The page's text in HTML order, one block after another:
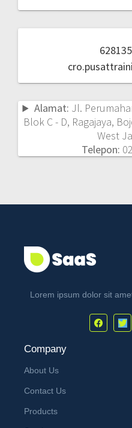
Alamat: Jl.
Blok C - D, Ragajaya,
West
Telepon:
Lorem ipsum dolor sit
Company
About Us
Contact Us
Products